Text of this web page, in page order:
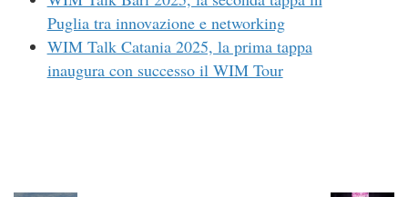
Puglia tra innovazione e networking
WIM Talk Catania 2025, la prima tappa
inaugura con successo il WIM Tour